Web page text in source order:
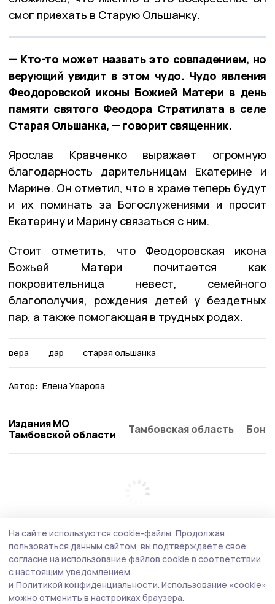
смог приехать в Старую Ольшанку.
— Кто-то может назвать это совпадением, но
верующий увидит в этом чудо. Чудо явления
Феодоровской иконы Божией Матери в день
памяти святого Феодора Стратилата в селе
Старая Ольшанка, — говорит священник.
Ярослав Кравченко выражает огромную
благодарность дарительницам Екатерине и
Марине. Он отметил, что в храме теперь будут
и их поминать за Богослужениями и просит
Екатерину и Марину связаться с ним.
Стоит отметить, что Феодоровская икона
Божьей Матери почитается как
покровительница невест, семейного
благополучия, рождения детей у бездетных
пар, а также помогающая в трудных родах.
вера дар старая ольшанка
Автор: Елена Уварова
Издания МО
Тамбовской области
Тамбовская область
На сайте используются cookie-файлы. Продолжая
пользоваться данным сайтом, вы подтверждаете свое
согласие на использование файлов cookie в соответствии
с настоящим уведомлением
и Политикой конфиденциальности. Использование «cookie»
можно отменить в настройках браузера.